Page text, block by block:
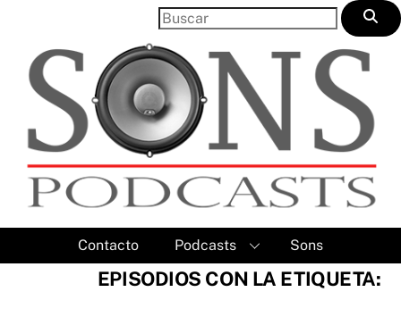
content
Contacto Podcasts Sons
EPISODIOS CON LA ETIQUETA: